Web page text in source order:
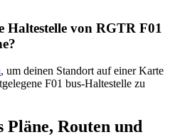
Haltestelle von RGTR F01
, um deinen Standort auf einer Karte
F01 bus-Haltestelle zu
Routen und